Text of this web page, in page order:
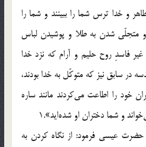
و خدا ترس شما را ببينند و شما را
متجلّي شدن به طلا و پوشيدن لباس
فاسدِ روح حليم و آرام كه نزد خدا
در سابق نيز كه متوكّل به خدا بودند،
خود را اطاعت مي‌كردند مانند ساره
و شما دختران او شده‌ايد».1
حضرت عيسي فرمود: از نگاه كردن به